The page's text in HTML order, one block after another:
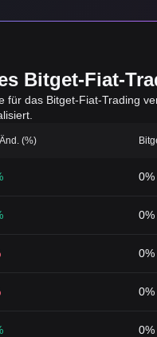
Bitget-Fiat-
das Bitget-Fiat-Trading
(%)
0%
0%
0%
0%
0%